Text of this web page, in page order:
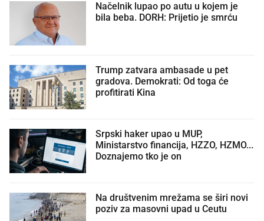
Načelnik lupao po autu u kojem je
bila beba. DORH: Prijetio je smrću
Trump zatvara ambasade u pet
gradova. Demokrati: Od toga će
profitirati Kina
Srpski haker upao u MUP,
Ministarstvo financija, HZZO, HZMO...
Doznajemo tko je on
Na društvenim mrežama se širi novi
poziv za masovni upad u Ceutu